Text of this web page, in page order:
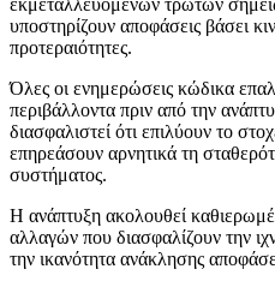
υποστηρίζουν αποφάσεις βάσει
προτεραιότητες.
Όλες οι ενημερώσεις κώδικα
περιβάλλοντα πριν από την
διασφαλιστεί ότι επιλύουν το
επηρεάσουν αρνητικά τη
συστήματος.
Η ανάπτυξη ακολουθεί
αλλαγών που διασφαλίζουν την
την ικανότητα ανάκλησης